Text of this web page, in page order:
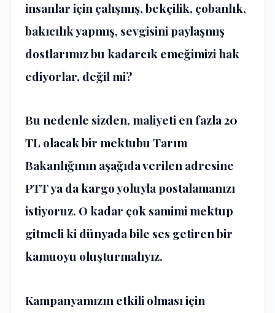
insanlar için çalışmış, bekçilik, çobanlık,
bakıcılık yapmış, sevgisini paylaşmış
dostlarımız bu kadarcık emeğimizi hak
ediyorlar, değil mi?
Bu nedenle sizden, maliyeti en fazla 20
TL olacak bir mektubu Tarım
Bakanlığının aşağıda verilen adresine
PTT ya da kargo yoluyla postalamanızı
istiyoruz. O kadar çok samimi mektup
gitmeli ki dünyada bile ses getiren bir
kamuoyu oluşturmalıyız.
Kampanyamızın etkili olması için